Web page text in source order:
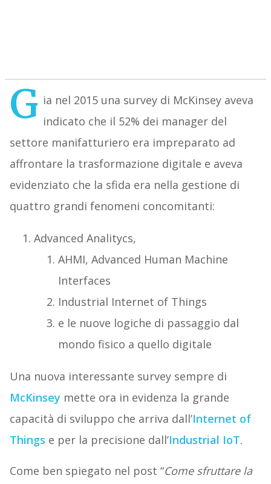
G ia nel 2015 una survey di McKinsey aveva
indicato che il 52% dei manager del
settore manifatturiero era impreparato ad
affrontare la trasformazione digitale e aveva
evidenziato che la sfida era nella gestione di
quattro grandi fenomeni concomitanti:
Advanced Analitycs,
AHMI, Advanced Human Machine
Interfaces
Industrial Internet of Things
e le nuove logiche di passaggio dal
mondo fisico a quello digitale
Una nuova interessante survey sempre di
McKinsey mette ora in evidenza la grande
capacità di sviluppo che arriva dall’Internet of
Things e per la precisione dall’Industrial IoT.
Come ben spiegato nel post “Come sfruttare la